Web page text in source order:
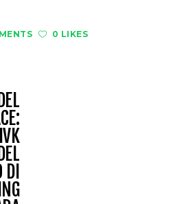
0 LIKES